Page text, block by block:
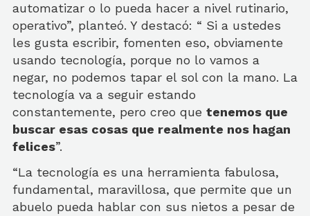
automatizar o lo pueda hacer a nivel rutinario,
operativo”, planteó. Y destacó: “ Si a ustedes
les gusta escribir, fomenten eso, obviamente
usando tecnología, porque no lo vamos a
negar, no podemos tapar el sol con la mano. La
tecnología va a seguir estando
constantemente, pero creo que tenemos que
buscar esas cosas que realmente nos hagan
felices”.
“La tecnología es una herramienta fabulosa,
fundamental, maravillosa, que permite que un
abuelo pueda hablar con sus nietos a pesar de